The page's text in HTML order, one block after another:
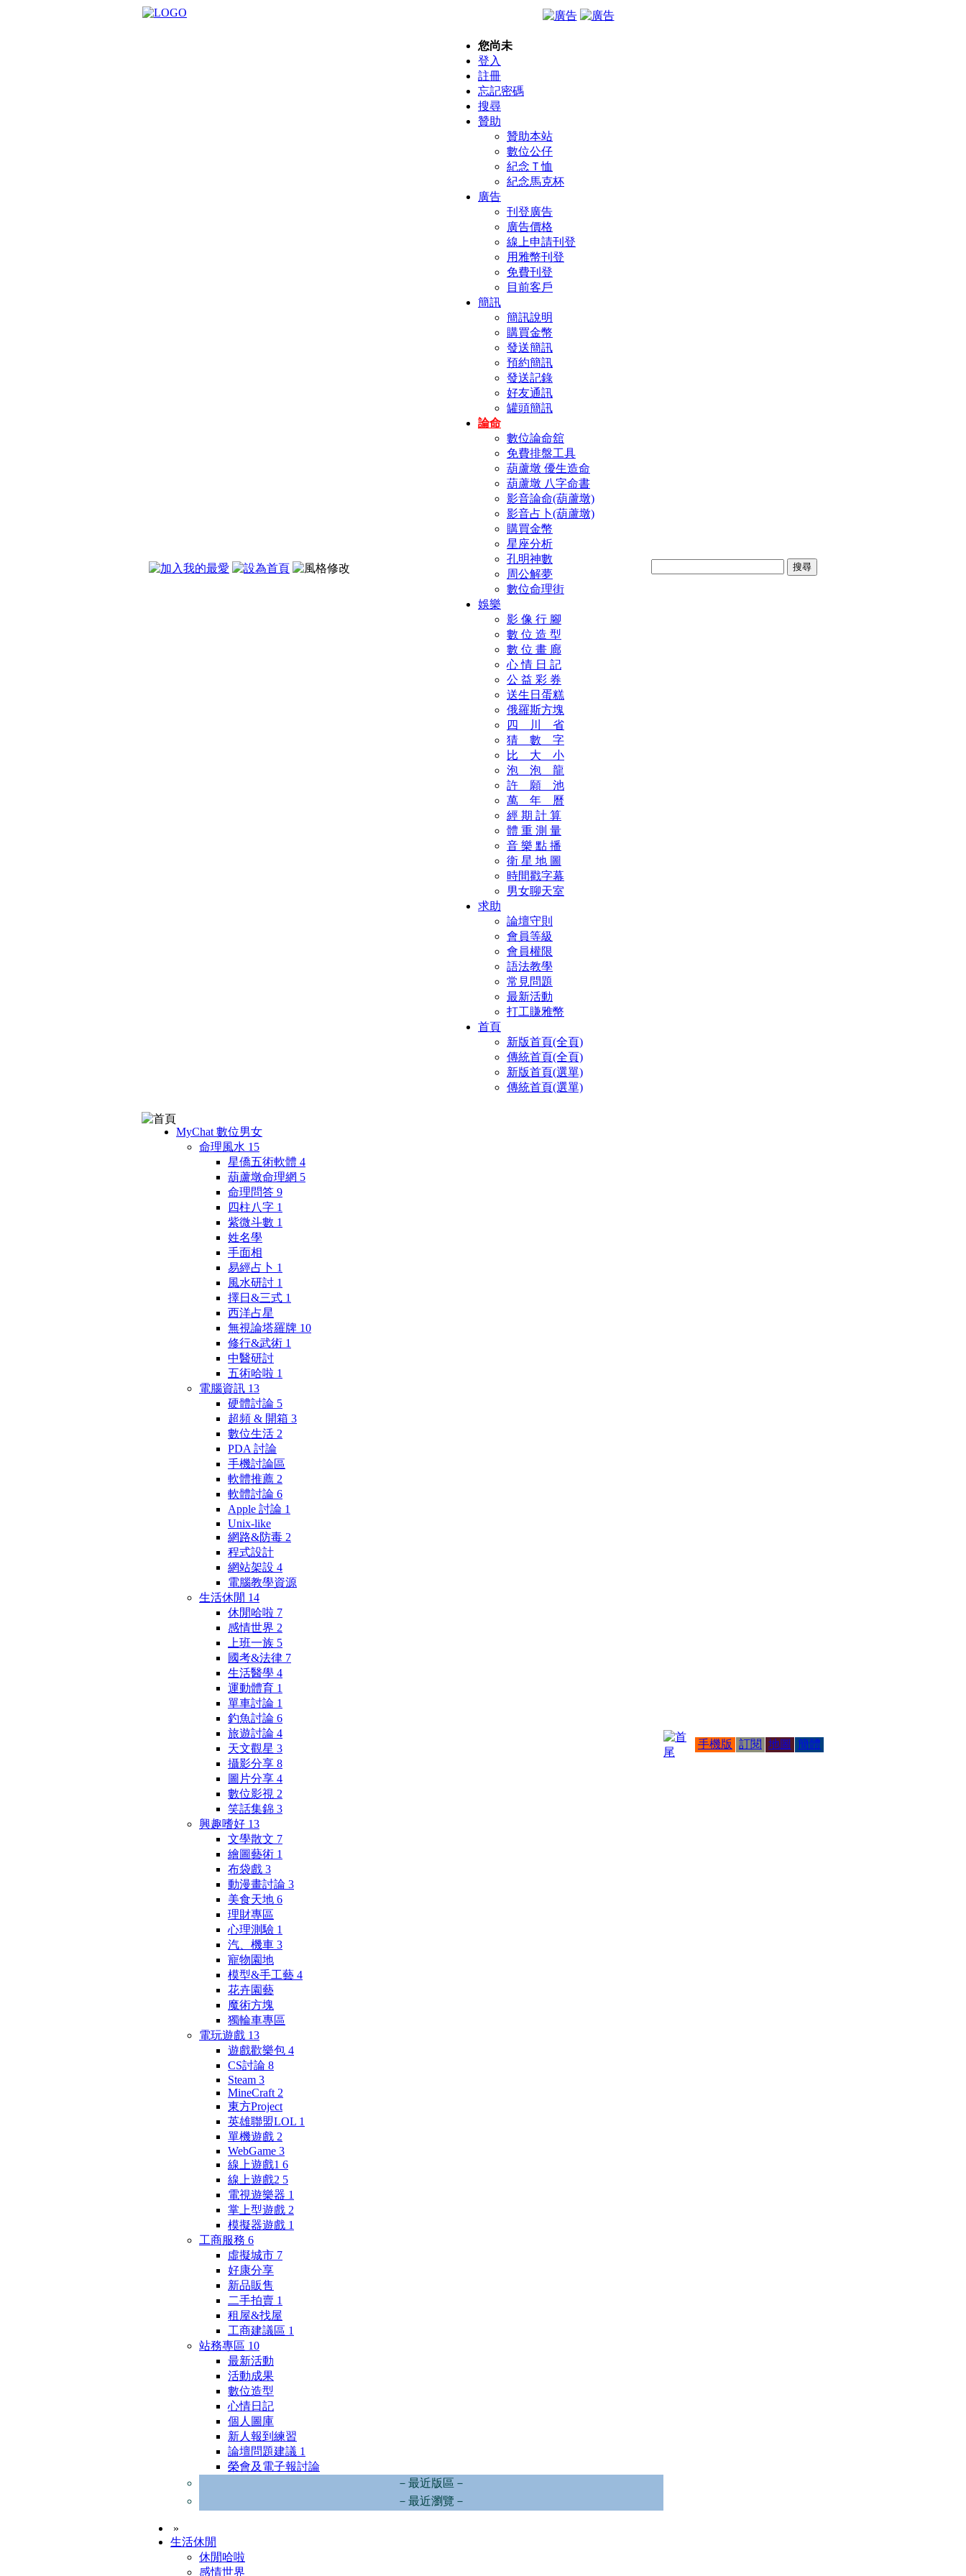
您尚未
登入
註冊
忘記密碼
搜尋
贊助
贊助本站
數位公仔
紀念Ｔ恤
紀念馬克杯
廣告
刊登廣告
廣告價格
線上申請刊登
用雅幣刊登
免費刊登
目前客戶
簡訊
簡訊說明
購買金幣
發送簡訊
預約簡訊
發送記錄
好友通訊
罐頭簡訊
論命
數位論命舘
免費排盤工具
葫蘆墩 優生造命
葫蘆墩 八字命書
影音論命(葫蘆墩)
影音占卜(葫蘆墩)
購買金幣
星座分析
孔明神數
周公解夢
數位命理街
娛樂
影 像 行 腳
數 位 造 型
數 位 畫 廊
心 情 日 記
公 益 彩 券
送生日蛋糕
俄羅斯方塊
四 川 省
猜 數 字
比 大 小
泡 泡 龍
許 願 池
萬 年 曆
經 期 計 算
體 重 測 量
音 樂 點 播
衛 星 地 圖
時間戳字幕
男女聊天室
求助
論壇守則
會員等級
會員權限
語法教學
常見問題
最新活動
打工賺雅幣
首頁
新版首頁(全頁)
傳統首頁(全頁)
新版首頁(選單)
傳統首頁(選單)
MyChat 數位男女
命理風水 15
星僑五術軟體 4
葫蘆墩命理網 5
命理問答 9
四柱八字 1
紫微斗數 1
姓名學
手面相
易經占卜 1
風水研討 1
擇日&三式 1
西洋占星
無視論塔羅牌 10
修行&武術 1
中醫研討
五術哈啦 1
電腦資訊 13
硬體討論 5
超頻 & 開箱 3
數位生活 2
PDA 討論
手機討論區
軟體推薦 2
軟體討論 6
Apple 討論 1
Unix-like
網路&防毒 2
程式設計
網站架設 4
電腦教學資源
生活休閒 14
休閒哈啦 7
感情世界 2
上班一族 5
國考&法律 7
生活醫學 4
運動體育 1
單車討論 1
釣魚討論 6
旅遊討論 4
天文觀星 3
攝影分享 8
圖片分享 4
數位影視 2
笑話集錦 3
興趣嗜好 13
文學散文 7
繪圖藝術 1
布袋戲 3
動漫畫討論 3
美食天地 6
理財專區
心理測驗 1
汽、機車 3
寵物園地
模型&手工藝 4
花卉園藝
魔術方塊
獨輪車專區
電玩遊戲 13
遊戲歡樂包 4
CS討論 8
Steam 3
MineCraft 2
東方Project
英雄聯盟LOL 1
單機遊戲 2
WebGame 3
線上遊戲1 6
線上遊戲2 5
電視遊樂器 1
掌上型遊戲 2
模擬器遊戲 1
工商服務 6
虛擬城市 7
好康分享
新品販售
二手拍賣 1
租屋&找屋
工商建議區 1
站務專區 10
最新活動
活動成果
數位造型
心情日記
個人圖庫
新人報到練習
論壇問題建議 1
榮會及電子報討論
－最近版區－
－最近瀏覽－
»
生活休閒
休閒哈啦
感情世界
手機版 訂閱 地圖 簡體